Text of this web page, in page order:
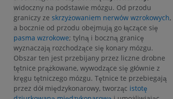
widoczny na podstawie mózgu. Od przodu
graniczy ze skrzyżowaniem nerwów wzrokowych,
a bocznie od przodu obejmują go łączące się
pasma wzrokowe; tylną i boczną granicę
wyznaczają rozchodzące się konary mózgu.
Obszar ten jest przebijany przez liczne drobne
tętnice prążkowane, wywodzące się głównie z
kręgu tętniczego mózgu. Tętnice te przebiegają
przez dół międzykonarowy, tworząc istotę